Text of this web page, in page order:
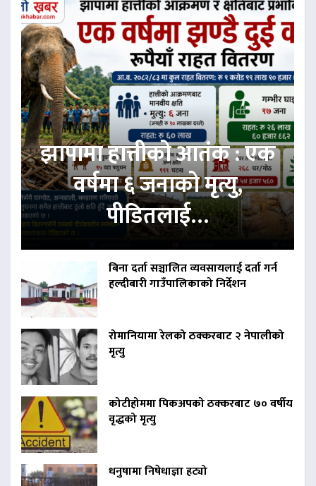
झापामा हात्तीको आतंक : एक
वर्षमा ६ जनाको मृत्यु,
पीडितलाई…
बिना दर्ता सञ्चालित व्यवसायलाई दर्ता गर्न
हल्दीबारी गाउँपालिकाको निर्देशन
रोमानियामा रेलको ठक्करबाट २ नेपालीको
मृत्यु
कोटीहोममा पिकअपको ठक्करबाट ७० वर्षीय
वृद्धको मृत्यु
धनुषामा निषेधाज्ञा हट्यो